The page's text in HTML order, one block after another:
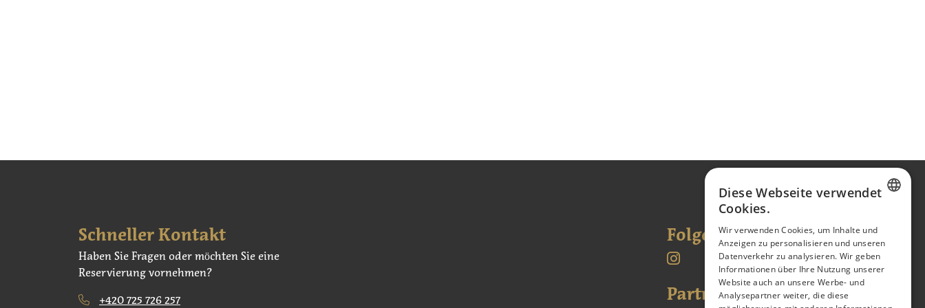
Schneller Kontakt
Haben Sie Fragen oder möchten Sie eine
Reservierung vornehmen?
+420 725 726 257
Folgen Sie uns
Partnerské odkazy:
ENGLISH
GERMAN
Diese Webseite verwendet
Cookies.
Wir verwenden Cookies, um Inhalte und
Anzeigen zu personalisieren und unseren
Datenverkehr zu analysieren. Wir geben
Informationen über Ihre Nutzung unserer
Website auch an unsere Werbe- und
Analysepartner weiter, die diese